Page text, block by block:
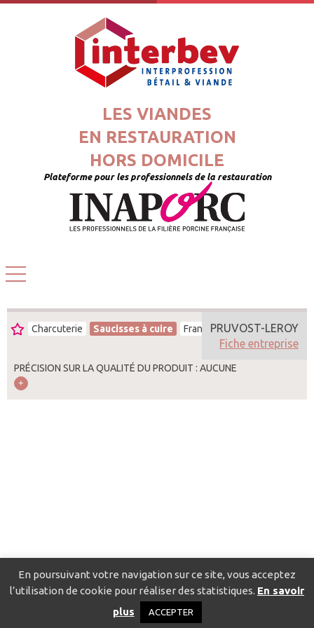
LES VIANDES
EN RESTAURATION
HORS DOMICILE
Plateforme pour les professionnels de la restauration
Charcuterie Saucisses à cuire France
PRÉCISION SUR LA QUALITÉ DU PRODUIT : AUCUNE
PRUVOST-LEROY
Fiche entreprise
Catalogue pour localiser les fournisseurs
Politique de confidentialité
En poursuivant votre navigation sur ce site, vous acceptez
l’utilisation de cookie pour réaliser des statistiques. En savoir
plus
ACCEPTER